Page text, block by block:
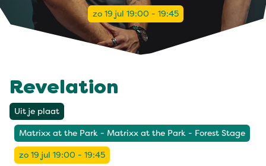
zo 19 jul 19:00 - 19:45
Revelation
Uit je plaat
Matrixx at the Park - Matrixx at the Park - Forest Stage
zo 19 jul 19:00 - 19:45